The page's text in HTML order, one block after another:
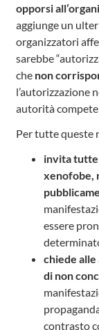
opporsi
aggiunge un
organizzatori
sarebbe
che non
l’autorizzazione
autorità
Per tutte queste
invita
xenofobe,
essere
chiede
di non
contrasto